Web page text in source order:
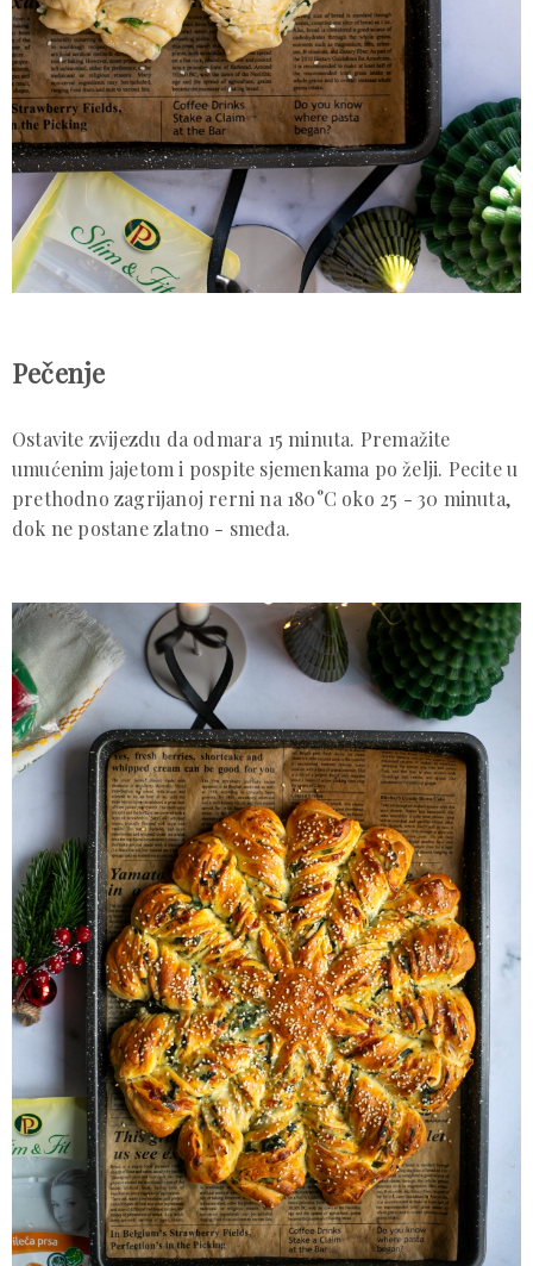
Pečenje
Ostavite zvijezdu da odmara 15 minuta. Premažite
umućenim jajetom i pospite sjemenkama po želji. Pecite u
prethodno zagrijanoj rerni na 180°C oko 25 - 30 minuta,
dok ne postane zlatno - smeđa.